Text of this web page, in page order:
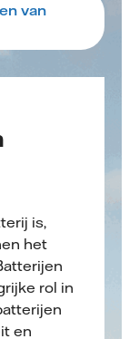
van
is,
het
rol in
en